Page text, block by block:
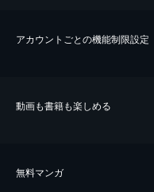
アカウントごとの機能制限設定
動画も書籍も楽しめる
無料マンガ